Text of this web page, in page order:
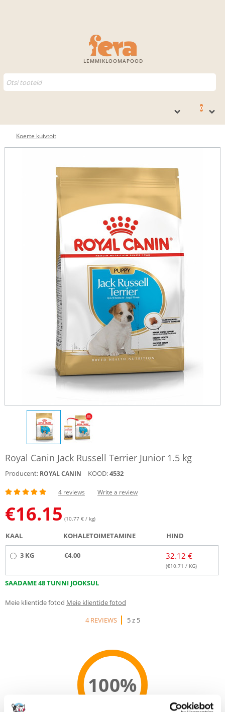
LEMMIKLOOMAPOOD
0
Koerte kuivtoit
Royal Canin Jack Russell Terrier Junior 1.5 kg
Producent: ROYAL CANIN KOOD:4532
4 reviews Write a review
€16.15 (10.77 € / kg)
KAAL KOHALETOIMETAMINE HIND
3 KG €4.00 32.12 €
(€10.71 / KG)
SAADAME 48 TUNNI JOOKSUL
Meie klientide fotod Meie klientide fotod
4 REVIEWS
5 z 5
100%